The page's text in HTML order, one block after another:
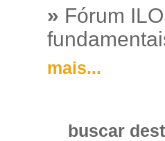
» Fórum
mais...
buscar